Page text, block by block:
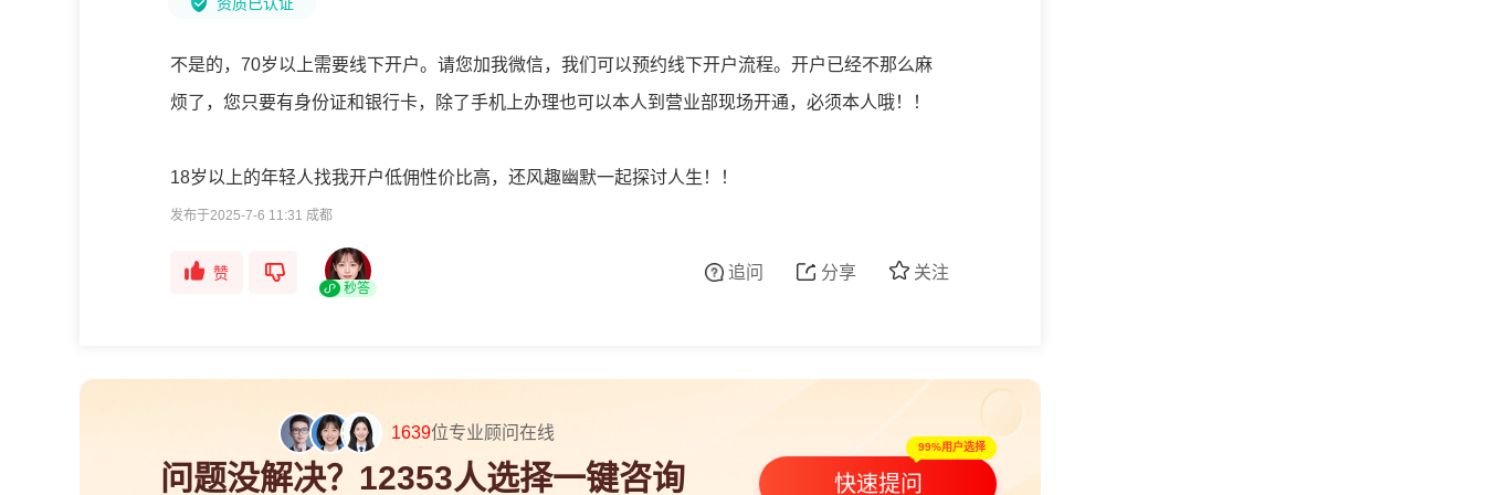
不是的，70岁以上需要线下开户。请您加我微信，我们可以预约线下开户流程。开户已经不那么麻
烦了，您只要有身份证和银行卡，除了手机上办理也可以本人到营业部现场开通，必须本人哦！！
18岁以上的年轻人找我开户低佣性价比高，还风趣幽默一起探讨人生！！
发布于2025-7-6 11:31 成都
赞
秒答
关注
分享
追问
1639位专业顾问在线
问题没解决？12353人选择一键咨询
99%用户选择
快速提问